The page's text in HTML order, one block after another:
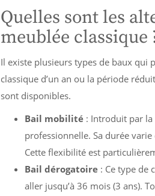
Quelles sont les
meublée classique
Il existe plusieurs types de baux qui
classique d’un an ou la période
sont disponibles.
Bail mobilité : Introduit par la
professionnelle. Sa durée
Cette flexibilité est
Bail dérogatoire : Ce type de
aller jusqu’à 36 mois (3 ans).